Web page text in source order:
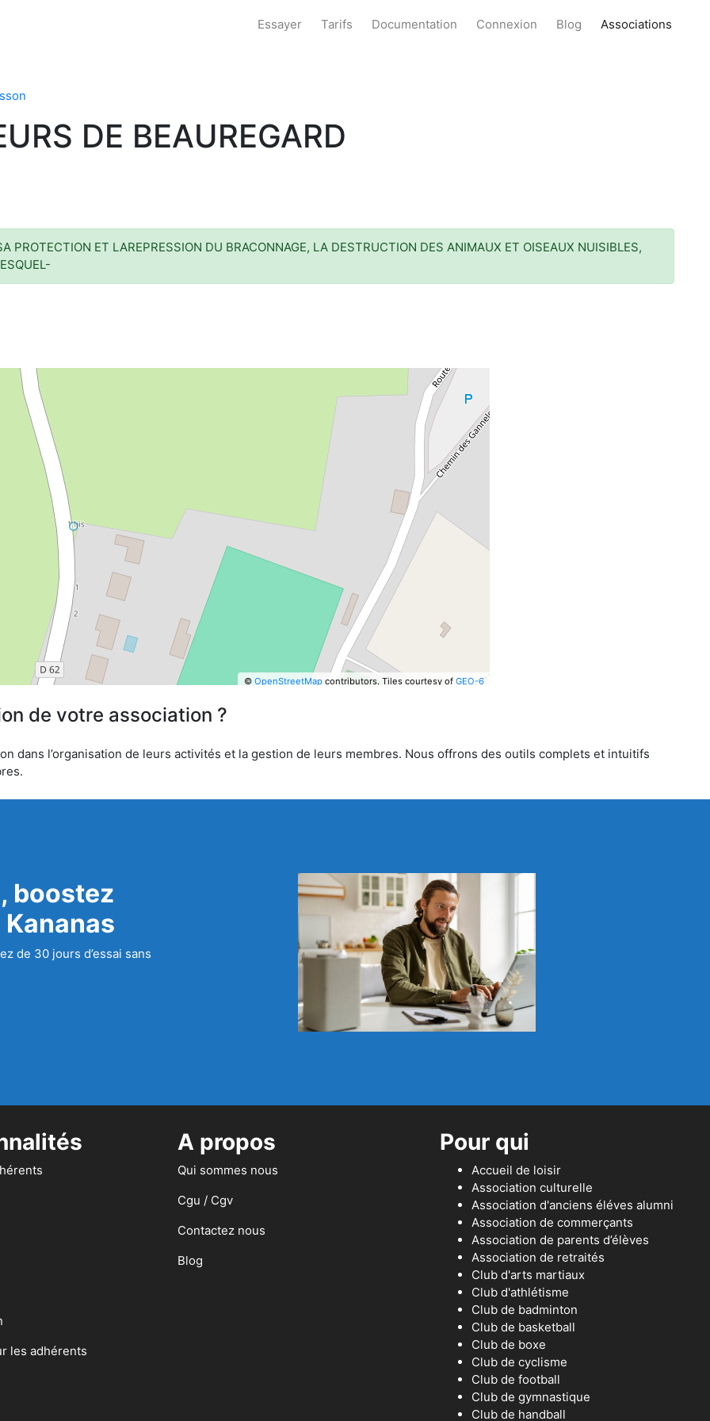
Essayer Tarifs Documentation Connexion Blog Associations
DE BEAUREGARD
PROTECTION ET LAREPRESSION DU BRACONNAGE, LA DESTRUCTION DES ANIMAUX ET OISEAUX NUISIBLES,
© OpenStreetMapcontributors. Tiles courtesy of GEO-6
de votre association ?
dans l’organisation de leurs activités et la gestion de leurs membres. Nous offrons des outils complets et intuitifs
boostez
de 30 jours d’essai sans
les adhérents
A propos
Qui sommes nous
Cgu / Cgv
Contactez nous
Blog
Pour qui
Accueil de loisir
Association culturelle
Association d'anciens éléves alumni
Association de commerçants
Association de parents d’élèves
Association de retraités
Club d'arts martiaux
Club d'athlétisme
Club de badminton
Club de basketball
Club de boxe
Club de cyclisme
Club de football
Club de gymnastique
Club de handball